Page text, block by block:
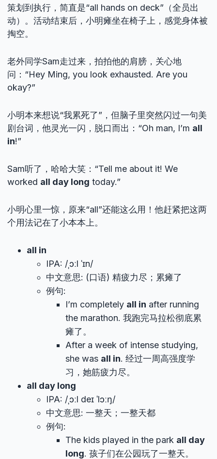
策划到执行，简直是“all hands on deck”（全员出
动）。活动结束后，小明瘫坐在椅子上，感觉身体被
掏空。
老外同学Sam走过来，拍拍他的肩膀，关心地
问：“Hey Ming, you look exhausted. Are you
okay?”
小明本来想说“我累死了”，但脑子里突然闪过一句美
剧台词，他灵光一闪，脱口而出：“Oh man, I’m all
in!”
Sam听了，哈哈大笑：“Tell me about it! We
worked all day long today.”
小明心里一惊，原来“all”还能这么用！他赶紧把这两
个用法记在了小本本上。
all in
IPA: /ˌɔːl ˈɪn/
中文意思: (口语) 精疲力尽；累瘫了
例句:
I’m completely all in after running
the marathon. 我跑完马拉松彻底累
瘫了。
After a week of intense studying,
she was all in. 经过一周高强度学
习，她筋疲力尽。
all day long
IPA: /ˌɔːl deɪ ˈlɔːŋ/
中文意思: 一整天；一整天都
例句:
The kids played in the park all day
long. 孩子们在公园玩了一整天。